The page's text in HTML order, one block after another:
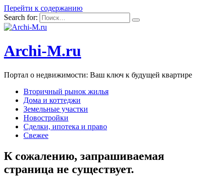
Перейти к содержанию
Search for:
Archi-M.ru
Портал о недвижимости: Ваш ключ к будущей квартире
Вторичный рынок жилья
Дома и коттеджи
Земельные участки
Новостройки
Сделки, ипотека и право
Свежее
К сожалению, запрашиваемая
страница не существует.